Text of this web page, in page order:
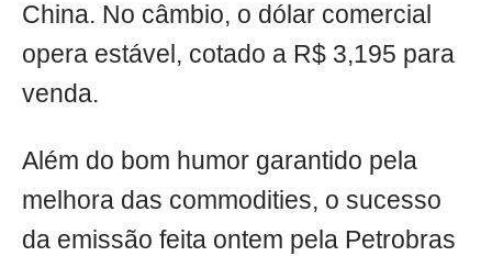
China. No câmbio, o dólar comercial
opera estável, cotado a R$ 3,195 para
venda.
Além do bom humor garantido pela
melhora das commodities, o sucesso
da emissão feita ontem pela Petrobras